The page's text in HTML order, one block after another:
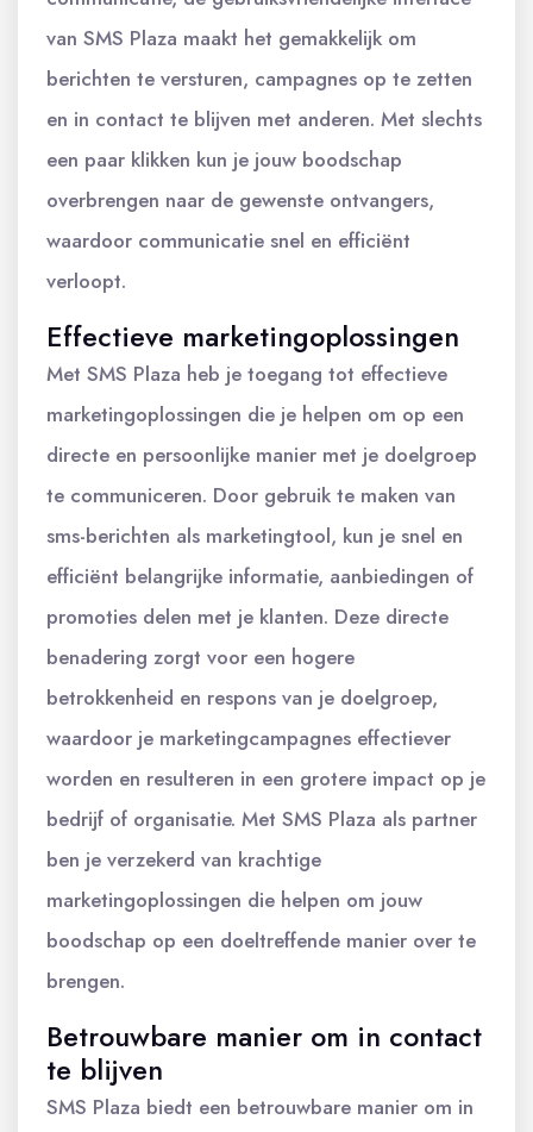
van SMS Plaza maakt het gemakkelijk om
berichten te versturen, campagnes op te zetten
en in contact te blijven met anderen. Met slechts
een paar klikken kun je jouw boodschap
overbrengen naar de gewenste ontvangers,
waardoor communicatie snel en efficiënt
verloopt.
Effectieve marketingoplossingen
Met SMS Plaza heb je toegang tot effectieve
marketingoplossingen die je helpen om op een
directe en persoonlijke manier met je doelgroep
te communiceren. Door gebruik te maken van
sms-berichten als marketingtool, kun je snel en
efficiënt belangrijke informatie, aanbiedingen of
promoties delen met je klanten. Deze directe
benadering zorgt voor een hogere
betrokkenheid en respons van je doelgroep,
waardoor je marketingcampagnes effectiever
worden en resulteren in een grotere impact op je
bedrijf of organisatie. Met SMS Plaza als partner
ben je verzekerd van krachtige
marketingoplossingen die helpen om jouw
boodschap op een doeltreffende manier over te
brengen.
Betrouwbare manier om in contact
te blijven
SMS Plaza biedt een betrouwbare manier om in